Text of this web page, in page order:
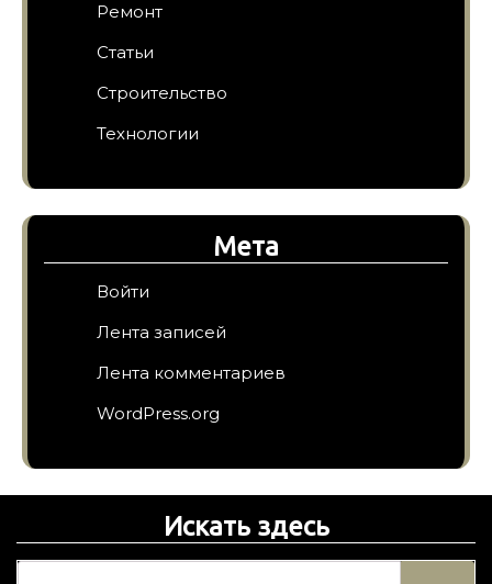
Ремонт
Статьи
Строительство
Технологии
Мета
Войти
Лента записей
Лента комментариев
WordPress.org
Искать здесь